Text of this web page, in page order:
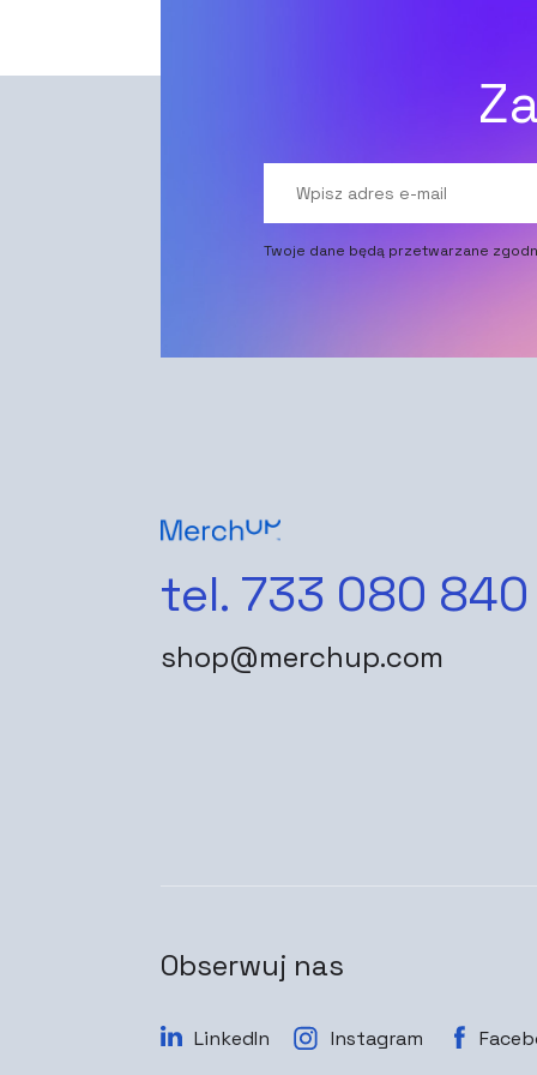
Twoje dane będą przetwarzane
tel. 733 080 840
shop@merchup.com
Obserwuj nas
LinkedIn Instagram